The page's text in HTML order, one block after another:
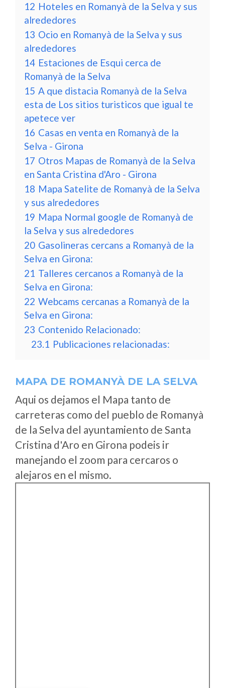
12 Hoteles en Romanyà de la Selva y sus
alrededores
13 Ocio en Romanyà de la Selva y sus
alrededores
14 Estaciones de Esqui cerca de
Romanyà de la Selva
15 A que distacia Romanyà de la Selva
esta de Los sitios turisticos que igual te
apetece ver
16 Casas en venta en Romanyà de la
Selva - Girona
17 Otros Mapas de Romanyà de la Selva
en Santa Cristina d'Aro - Girona
18 Mapa Satelite de Romanyà de la Selva
y sus alrededores
19 Mapa Normal google de Romanyà de
la Selva y sus alrededores
20 Gasolineras cercans a Romanyà de la
Selva en Girona:
21 Talleres cercanos a Romanyà de la
Selva en Girona:
22 Webcams cercanas a Romanyà de la
Selva en Girona:
23 Contenido Relacionado:
23.1 Publicaciones relacionadas:
MAPA DE ROMANYÀ DE LA SELVA
Aqui os dejamos el Mapa tanto de
carreteras como del pueblo de Romanyà
de la Selva del ayuntamiento de Santa
Cristina d'Aro en Girona podeis ir
manejando el zoom para cercaros o
alejaros en el mismo.